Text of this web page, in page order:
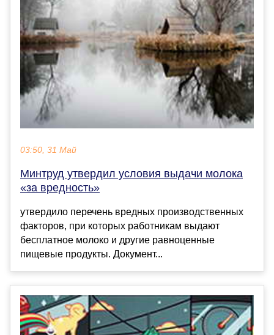
03:50, 31 Май
Минтруд утвердил условия выдачи молока
«за вредность»
утвердило перечень вредных производственных
факторов, при которых работникам выдают
бесплатное молоко и другие равноценные
пищевые продукты. Документ...